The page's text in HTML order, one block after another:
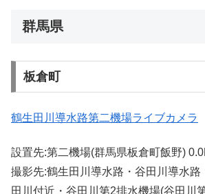
群馬県
板倉町
鶴生田川導水路第二機場ライブカメラ
設置先:第二機場(群馬県板倉町飯野)
撮影先:鶴生田川導水路・谷田川導水路
田川付近・谷田川第2排水機場(谷田川